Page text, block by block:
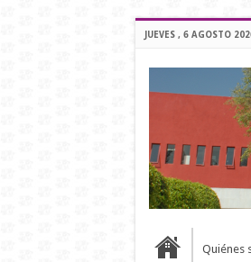
JUEVES , 6 AGOSTO
Quiénes